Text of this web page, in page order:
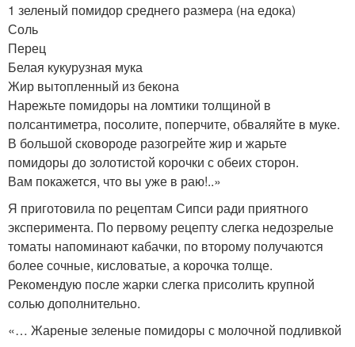
1 зеленый помидор среднего размера (на едока)
Соль
Перец
Белая кукурузная мука
Жир вытопленный из бекона
Нарежьте помидоры на ломтики толщиной в
полсантиметра, посолите, поперчите, обваляйте в муке.
В большой сковороде разогрейте жир и жарьте
помидоры до золотистой корочки с обеих сторон.
Вам покажется, что вы уже в раю!..»
Я приготовила по рецептам Сипси ради приятного
эксперимента. По первому рецепту слегка недозрелые
томаты напоминают кабачки, по второму получаются
более сочные, кисловатые, а корочка толще.
Рекомендую после жарки слегка присолить крупной
солью дополнительно.
«… Жареные зеленые помидоры с молочной подливкой